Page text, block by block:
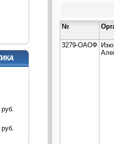
руб.
руб.
№
3279-ОАОФ